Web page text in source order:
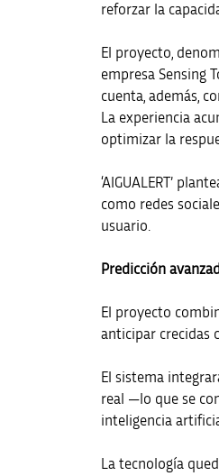
reforzar la
El proyecto,
empresa Sensing
cuenta, además,
La experiencia
optimizar la
‘AIGUALERT’
como redes
usuario.
Predicción
El proyecto
anticipar crecidas
El sistema
real —lo que se
inteligencia
La tecnología